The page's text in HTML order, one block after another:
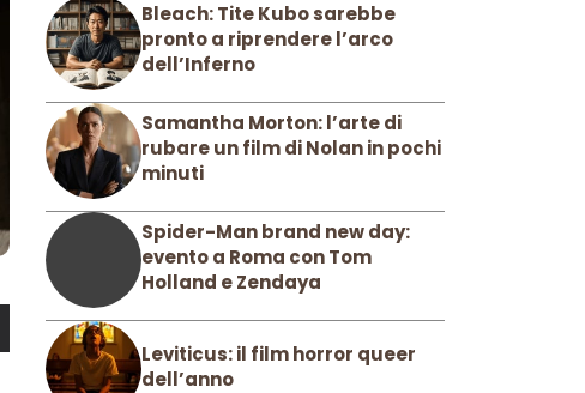
Bleach: Tite Kubo sarebbe
pronto a riprendere l’arco
dell’Inferno
Samantha Morton: l’arte di
rubare un film di Nolan in pochi
minuti
Spider-Man brand new day:
evento a Roma con Tom
Holland e Zendaya
Leviticus: il film horror queer
dell’anno